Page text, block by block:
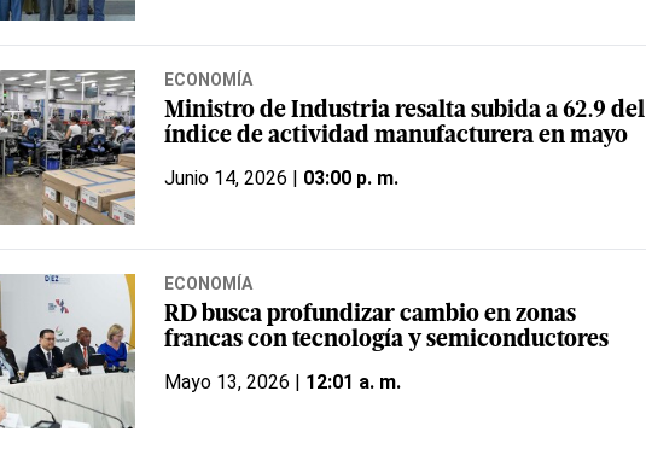
ECONOMÍA
Ministro de Industria resalta subida a 62.9 del
índice de actividad manufacturera en mayo
Junio 14, 2026 | 03:00 p. m.
ECONOMÍA
RD busca profundizar cambio en zonas
francas con tecnología y semiconductores
Mayo 13, 2026 | 12:01 a. m.